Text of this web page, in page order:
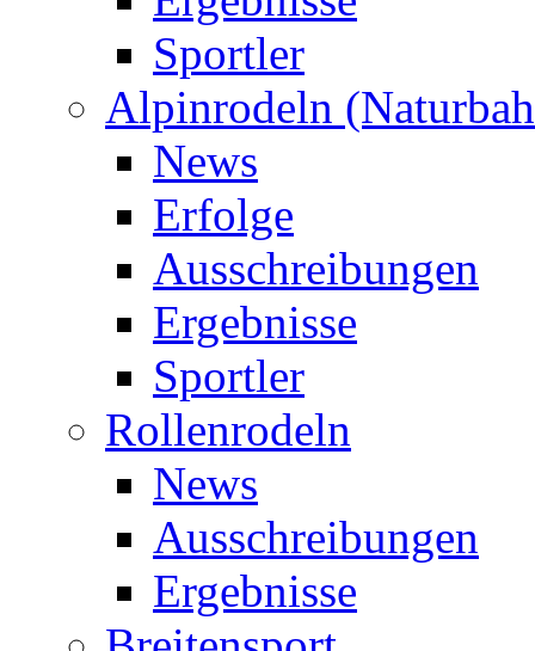
Sportler
Alpinrodeln
News
Erfolge
Ausschreibungen
Ergebnisse
Sportler
Rollenrodeln
News
Ausschreibungen
Ergebnisse